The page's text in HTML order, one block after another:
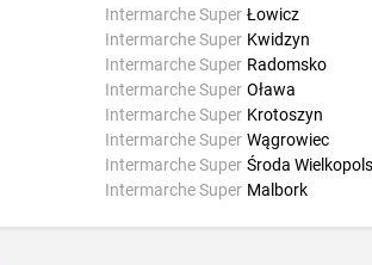
Intermarche Super Łowicz
Intermarche Super Kwidzyn
Intermarche Super Radomsko
Intermarche Super Oława
Intermarche Super Krotoszyn
Intermarche Super Wągrowiec
Intermarche Super Środa
Intermarche Super Malbork